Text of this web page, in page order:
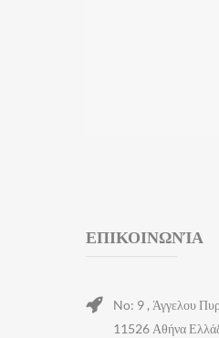
ΕΠΙΚΟΙΝΩΝΊΑ
No: 9 , Άγγελου
11526 Αθήνα